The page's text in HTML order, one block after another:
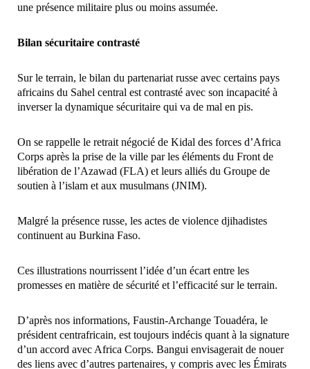
une présence militaire plus ou moins assumée.
Bilan sécuritaire contrasté
Sur le terrain, le bilan du partenariat russe avec certains pays
africains du Sahel central est contrasté avec son incapacité à
inverser la dynamique sécuritaire qui va de mal en pis.
On se rappelle le retrait négocié de Kidal des forces d’Africa
Corps après la prise de la ville par les éléments du Front de
libération de l’Azawad (FLA) et leurs alliés du Groupe de
soutien à l’islam et aux musulmans (JNIM).
Malgré la présence russe, les actes de violence djihadistes
continuent au Burkina Faso.
Ces illustrations nourrissent l’idée d’un écart entre les
promesses en matière de sécurité et l’efficacité sur le terrain.
D’après nos informations, Faustin-Archange Touadéra, le
président centrafricain, est toujours indécis quant à la signature
d’un accord avec Africa Corps. Bangui envisagerait de nouer
des liens avec d’autres partenaires, y compris avec les Émirats